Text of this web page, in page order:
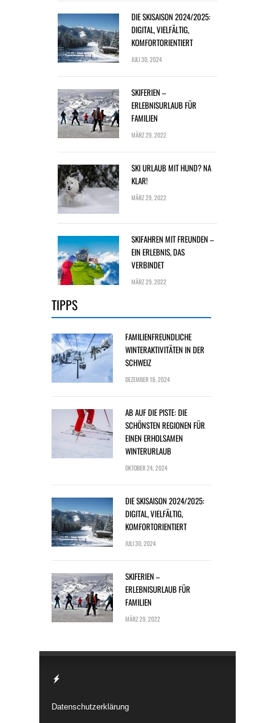
DIE SKISAISON 2024/2025:
DIGITAL, VIELFÄLTIG,
KOMFORTORIENTIERT
JULI 30, 2024
SKIFERIEN –
ERLEBNISURLAUB FÜR
FAMILIEN
MÄRZ 29, 2022
SKI URLAUB MIT HUND? NA
KLAR!
MÄRZ 29, 2022
SKIFAHREN MIT FREUNDEN –
EIN ERLEBNIS, DAS
VERBINDET
MÄRZ 29, 2022
TIPPS
FAMILIENFREUNDLICHE
WINTERAKTIVITÄTEN IN DER
SCHWEIZ
DEZEMBER 18, 2024
AB AUF DIE PISTE: DIE
SCHÖNSTEN REGIONEN FÜR
EINEN ERHOLSAMEN
WINTERURLAUB
OKTOBER 24, 2024
DIE SKISAISON 2024/2025:
DIGITAL, VIELFÄLTIG,
KOMFORTORIENTIERT
JULI 30, 2024
SKIFERIEN –
ERLEBNISURLAUB FÜR
FAMILIEN
MÄRZ 29, 2022
Datenschutzerklärung